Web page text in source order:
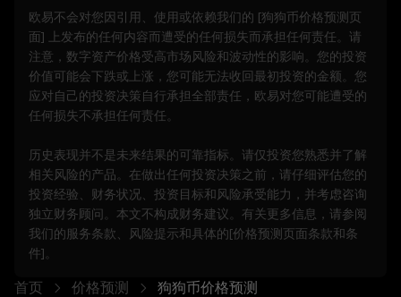
欧易不会对您因引用、使用或依赖我们的 [狗狗币价格预测页
面] 上发布的任何内容而遭受的任何损失而承担任何责任。请
注意，数字资产价格受高市场风险和波动性的影响。您的投资
价值可能会下跌或上涨，您可能无法收回最初投资的金额。您
应对自己的投资决策自行承担全部责任，欧易对您可能遭受的
任何损失不承担任何责任。
历史表现并不是未来结果的可靠指标。请仅投资您熟悉并了解
相关风险的产品。在做出任何投资决策之前，请仔细评估您的
投资经验、财务状况、投资目标和风险承受能力，并考虑咨询
独立财务顾问。本文不构成财务建议。有关更多信息，请参阅
我们的服务条款 风险提示和具体的[价格预测页面条款和条
件]。
首页 价格预测 狗狗币价格预测
8. 赔偿
8.1 您同意赔偿欧易及其关联方因以下原因引起
的任何权利主张、损失或责任：
- 您使用价格预测功能。
- 您违反本条款。
- 您违反适用法律。
9. 解决争议
9.1 根据本条款产生的任何争议将受欧易一般服
务条款中的争议解决规定管辖，包括任何适用的
仲裁或集体诉讼豁免条款。
欧易信息页面上发布的内容可能基于第三方来源